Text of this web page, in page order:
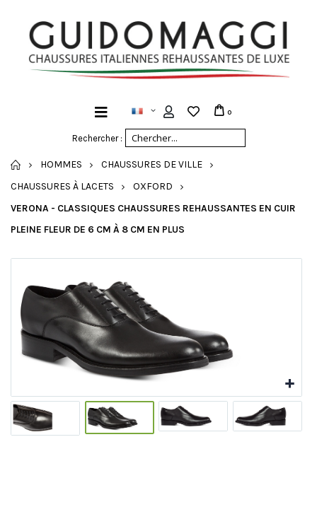
Rechercher :
0
ACCUEIL
HOMMES
CHAUSSURES DE VILLE
CHAUSSURES À LACETS
OXFORD
VERONA - CLASSIQUES CHAUSSURES REHAUSSANTES EN CUIR
PLEINE FLEUR DE 6 CM À 8 CM EN PLUS